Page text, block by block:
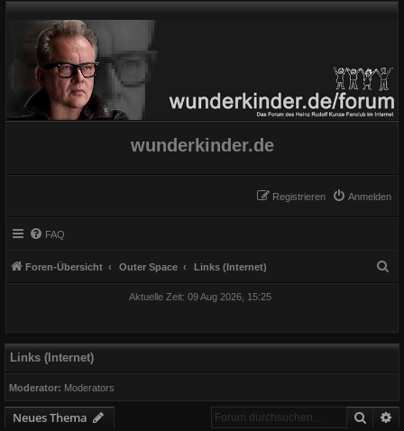
wunderkinder.de
Anmelden
Registrieren
FAQ
Foren-Übersicht Outer Space Links (Internet)
Aktuelle Zeit: 09 Aug 2026, 15:25
Links (Internet)
Moderator: Moderators
Neues Thema Suche